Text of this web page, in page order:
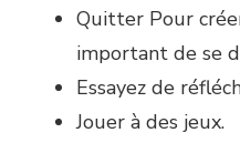
Quitter Pour
important de se
Essayez de
Jouer à des jeux.